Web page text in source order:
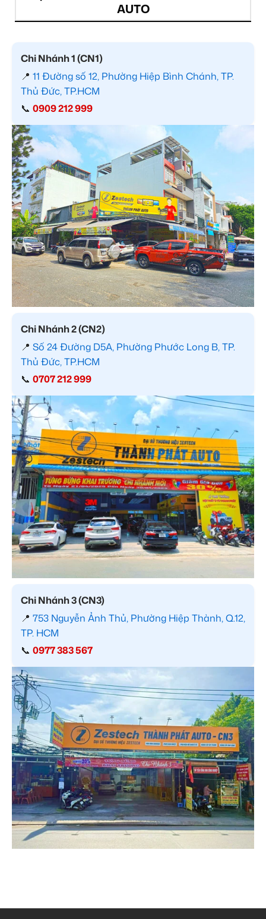
AUTO
Chi Nhánh 1 (CN1)
📍 11 Đường số 12, Phường Hiệp Bình Chánh, TP.
Thủ Đức, TP.HCM
📞 0909 212 999
Chi Nhánh 2 (CN2)
📍 Số 24 Đường D5A, Phường Phước Long B, TP.
Thủ Đức, TP.HCM
📞 0707 212 999
Chi Nhánh 3 (CN3)
📍 753 Nguyễn Ảnh Thủ, Phường Hiệp Thành, Q.12,
TP. HCM
📞 0977 383 567